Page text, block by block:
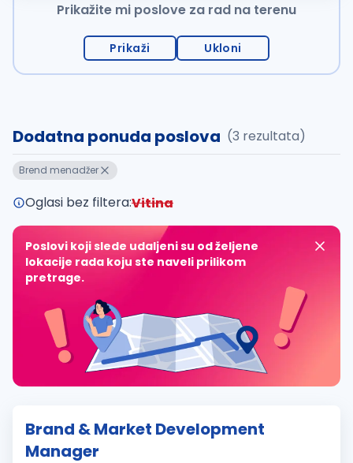
Prikažite mi poslove za rad na terenu
Prikaži Ukloni
Dodatna ponuda poslova (3 rezultata)
Brend menadžer
Oglasi bez filtera:Vitina
Poslovi koji slede udaljeni su od željene
lokacije rada koju ste naveli prilikom
pretrage.
Brand & Market Development
Manager